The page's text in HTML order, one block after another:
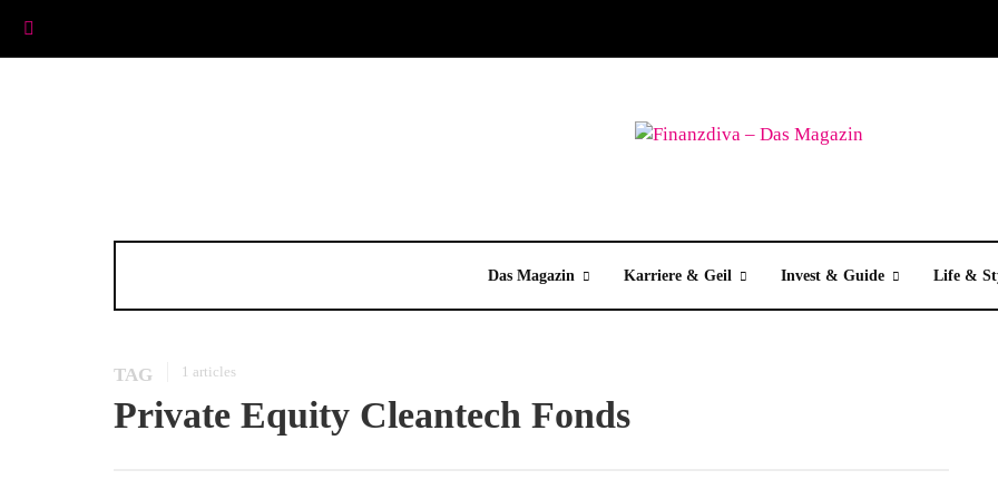
Das Magazin Karriere & Geil Invest & Guide Life &
TAG 1 articles
Private Equity Cleantech Fonds